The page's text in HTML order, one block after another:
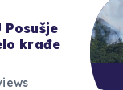
u
i